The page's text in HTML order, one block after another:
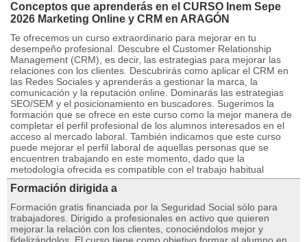
Conceptos que aprenderás en el CURSO Inem Sepe
2026 Marketing Online y CRM en ARAGÓN
Te ofrecemos un curso extraordinario para mejorar en tu
desempeño profesional. Descubre el Customer Relationship
Management (CRM), es decir, las estrategias para mejorar las
relaciones con los clientes. Descubrirás como aplicar el CRM en
las Redes Sociales y aprenderás a gestionar la marca, la
comunicación y la reputación online. Dominarás las estrategias
SEO/SEM y el posicionamiento en buscadores. Sugerimos la
formación que se ofrece en este curso como la mejor manera de
completar el perfil profesional de los alumnos interesados en el
acceso al mercado laboral. También indicamos que este curso
puede mejorar el perfil laboral de aquellas personas que se
encuentren trabajando en este momento, dado que la
metodología ofrecida es compatible con el trabajo habitual
Formación dirigida a
Formación gratis financiada por la Seguridad Social sólo para
trabajadores. Dirigido a profesionales en activo que quieren
mejorar la relación con los clientes, conociéndolos mejor y